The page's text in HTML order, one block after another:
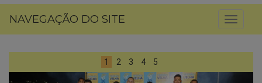
NAVEGAÇÃO DO SITE
1 2 3 4 5